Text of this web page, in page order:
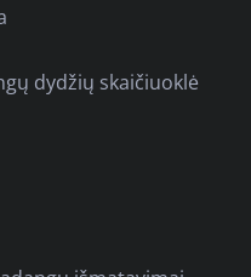
dydžių skaičiuoklė